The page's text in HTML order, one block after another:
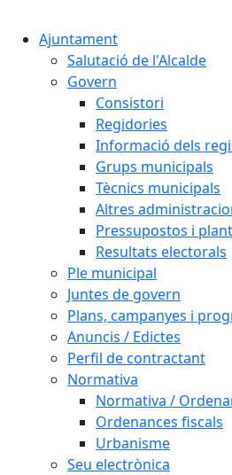
Ajuntament
Salutació de l'Alcalde
Govern
Consistori
Regidories
Informació dels
Grups municipals
Tècnics municipals
Altres
Pressupostos i
Resultats electorals
Ple municipal
Juntes de govern
Plans, campanyes i
Anuncis / Edictes
Perfil de contractant
Normativa
Normativa /
Ordenances fiscals
Urbanisme
Seu electrònica